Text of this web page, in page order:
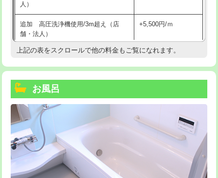
人）
追加 高圧洗浄機使用/3m超え（店
舗・法人）
+5,500円/ｍ
高度高圧洗浄換 現地調査
トーラー機使用/3mまで
追加トーラー機使用/3m超え
カメラ調査 33,000円
桝清掃 8,800円
止水・漏水調査・防水処理・清掃・修
上記の表をスクロールで他の料金もご覧になれます。
お風呂